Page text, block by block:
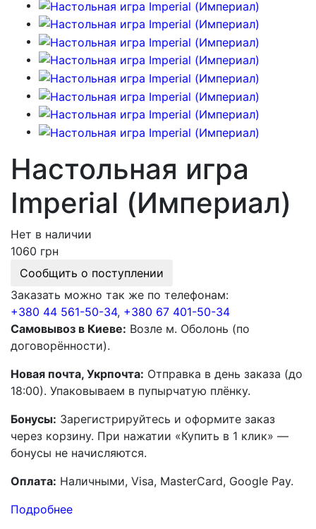
Настольная игра
Imperial (Империал)
Нет в наличии
1060 грн
Сообщить о поступлении
Заказать можно так же по телефонам:
+380 44 561-50-34, +380 67 401-50-34
Самовывоз в Киеве: Возле м. Оболонь (по
договорённости).
Новая почта, Укрпочта: Отправка в день заказа (до
18:00). Упаковываем в пупырчатую плёнку.
Бонусы: Зарегистрируйтесь и оформите заказ
через корзину. При нажатии «Купить в 1 клик» —
бонусы не начисляются.
Оплата: Наличными, Visa, MasterCard, Google Pay.
Подробнее